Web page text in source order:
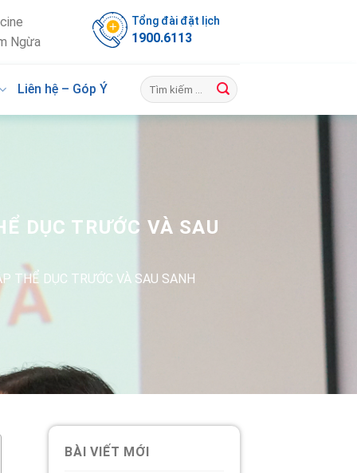
Ngừa
Tổng đài đặt lịch
1900.6113
Liên hệ – Góp Ý
DỤC TRƯỚC VÀ SAU
THỂ DỤC TRƯỚC VÀ SAU SANH
BÀI VIẾT MỚI